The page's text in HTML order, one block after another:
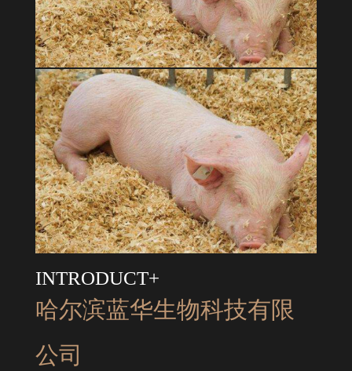
INTRODUCT+
哈尔滨蓝华生物科技有限
公司